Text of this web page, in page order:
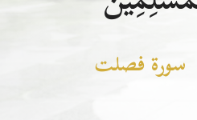
سورة فصلت